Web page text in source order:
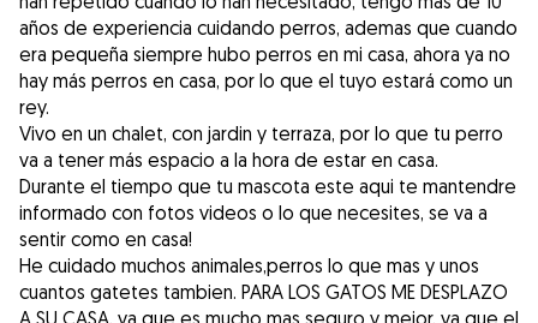
años de experiencia cuidando perros, ademas que cuando
era pequeña siempre hubo perros en mi casa, ahora ya no
hay más perros en casa, por lo que el tuyo estará como un
rey.
Vivo en un chalet, con jardin y terraza, por lo que tu perro
va a tener más espacio a la hora de estar en casa.
Durante el tiempo que tu mascota este aqui te mantendre
informado con fotos videos o lo que necesites, se va a
sentir como en casa!
He cuidado muchos animales,perros lo que mas y unos
cuantos gatetes tambien. PARA LOS GATOS ME DESPLAZO